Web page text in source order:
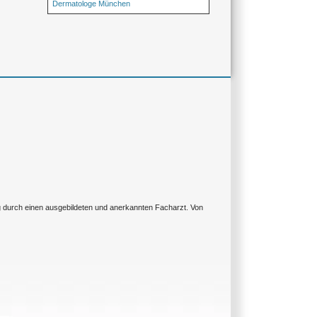
Dermatologe München
einen ausgebildeten und anerkannten Facharzt. Von